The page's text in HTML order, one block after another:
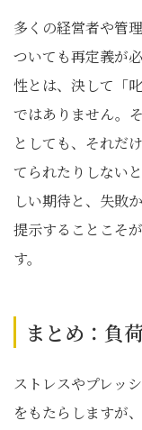
多くの経営者や管
ついても再定義が
性とは、決して「
ではありません。
としても、それだ
てられたりしない
しい期待と、失敗
提示することこそ
す。
まとめ：負
ストレスやプレッ
をもたらしますが